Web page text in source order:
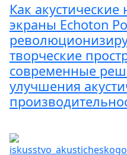
Как
экраны Echoton
творческие
современные
улучшения